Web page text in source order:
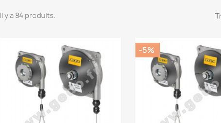
Il y a 84 produits.
-5%